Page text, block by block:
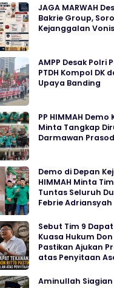
JAGA MARWAH
Bakrie Group,
Kejanggalan Vonis
AMPP Desak Polri
PTDH Kompol DK
Upaya Banding
PP HIMMAH Demo
Minta Tangkap
Darmawan
Demo di Depan
HIMMAH Minta
Tuntas Seluruh
Febrie Adriansyah
Sebut Tim 9
Kuasa Hukum
Pastikan Ajukan
atas Penyitaan
Aminullah